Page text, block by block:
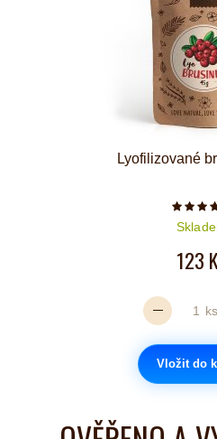
Lyofilizované
123
ks
Vložit do